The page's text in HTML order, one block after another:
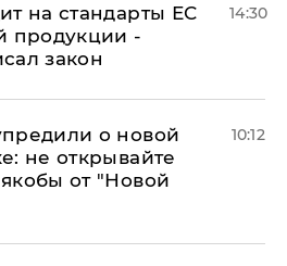
на стандарты ЕС
продукции -
закон
14:30
о новой
не открывайте
от "Новой
10:12